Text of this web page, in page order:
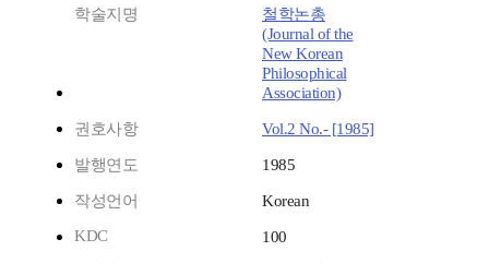
학술지명
철학논총
(Journal of the
New Korean
Philosophical
Association)
권호사항 Vol.2 No.- [1985]
발행연도 1985
작성언어
Korean
KDC
100